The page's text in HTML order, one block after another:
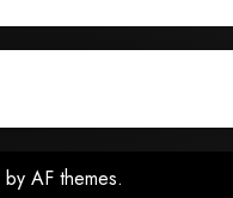
by AF themes.